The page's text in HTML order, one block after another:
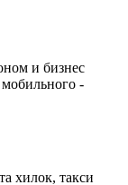
и бизнес
мобильного -
хилок, такси